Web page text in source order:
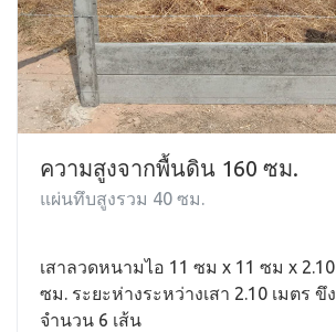
ความสูงจากพื้นดิน 160 ซม.
แผ่นทึบสูงรวม 40 ซม.
เสาลวดหนามไอ 11 ซม x 11 ซม x
ซม. ระยะห่างระหว่างเสา 2.10 เมตร
จำนวน 6 เส้น